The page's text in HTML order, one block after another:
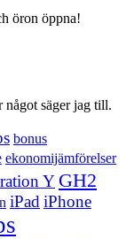
öron öppna!
säger jag till.
bonus
ekonomijämförelser
Y GH2
iPad iPhone